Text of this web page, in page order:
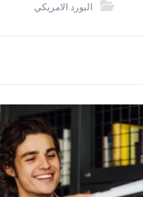
البورد الامريكي